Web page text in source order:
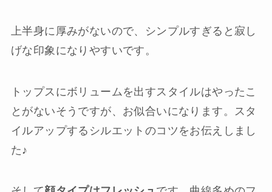
上半身に厚みがないので、シンプルすぎると寂し
げな印象になりやすいです。
トップスにボリュームを出すスタイルはやったこ
とがないそうですが、お似合いになります。スタ
イルアップするシルエットのコツをお伝えしまし
た♪